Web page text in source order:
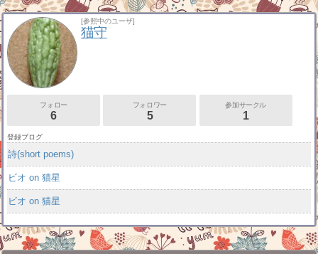
[参照中のユーザ]
猫守
フォロー
6
フォロワー
5
参加サークル
1
登録ブログ
詩(short poems)
ビオ on 猫星
ビオ on 猫星